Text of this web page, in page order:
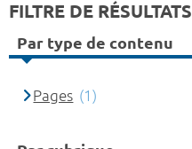
FILTRE DE RÉSULTATS
Par type de contenu
Pages (1)